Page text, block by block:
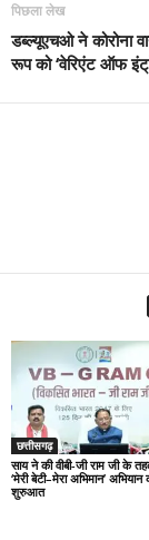
पिछला लेख
डब्ल्यूएचओ ने कोरोना
रूप को ‘वेरिएंट ऑफ
छत्तीसगढ़
साय ने की वीबी-जी राम जी के
‘मेरी बेटी–मेरा अभिमान’ अभियान
शुरुआत